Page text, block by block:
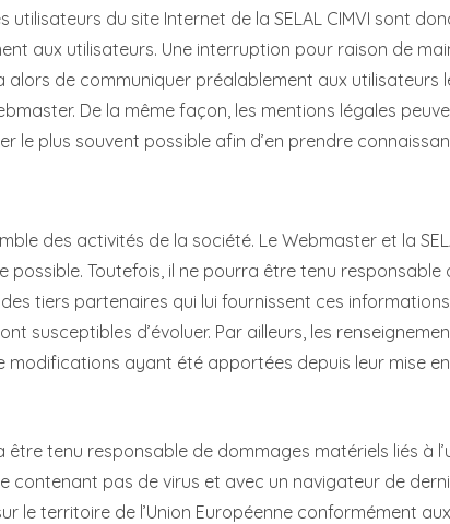
du site Internet de la SELAL CIMVI sont
aux utilisateurs. Une interruption pour raison de
alors de communiquer préalablement aux utilisateurs
De la même façon, les mentions légales
le plus souvent possible afin d’en prendre
des activités de la société. Le Webmaster et la
possible. Toutefois, il ne pourra être tenu responsable
tiers partenaires qui lui fournissent ces
susceptibles d’évoluer. Par ailleurs, les
modifications ayant été apportées depuis leur mise
être tenu responsable de dommages matériels liés à
contenant pas de virus et avec un navigateur de
le territoire de l’Union Européenne conformément aux